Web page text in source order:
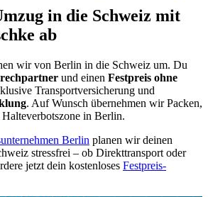
Schweiz zieht ihr um?
Möbelmontage und die
deinen Auslandsumzug
Diese Ratgeber helfen dir bei Kosten,